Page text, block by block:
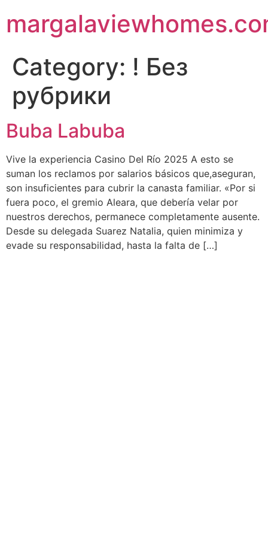
to
content
Category: ! Без
рубрики
Buba Labuba
Vive la experiencia Casino Del Río 2025 A esto se
suman los reclamos por salarios básicos que,aseguran,
son insuficientes para cubrir la canasta familiar. «Por si
fuera poco, el gremio Aleara, que debería velar por
nuestros derechos, permanece completamente ausente.
Desde su delegada Suarez Natalia, quien minimiza y
evade su responsabilidad, hasta la falta de […]